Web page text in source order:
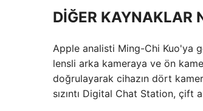
DİĞER KAYNAKLAR
Apple analisti Ming-Chi Kuo'ya
lensli arka kameraya ve ön
doğrulayarak cihazın dört
sızıntı Digital Chat Station, çift